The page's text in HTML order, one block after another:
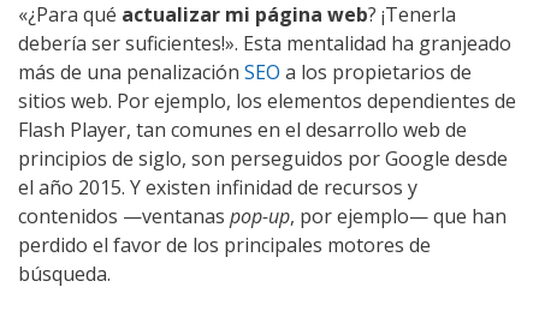
«¿Para qué actualizar mi página web? ¡Tenerla
debería ser suficientes!». Esta mentalidad ha granjeado
más de una penalización SEO a los propietarios de
sitios web. Por ejemplo, los elementos dependientes de
Flash Player, tan comunes en el desarrollo web de
principios de siglo, son perseguidos por Google desde
el año 2015. Y existen infinidad de recursos y
contenidos —ventanas pop-up, por ejemplo— que han
perdido el favor de los principales motores de
búsqueda.